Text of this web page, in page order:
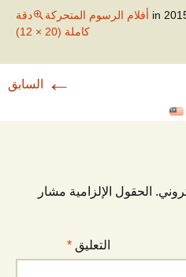
أفلام الرسوم المتحركة
دقة
كاملة (20 × 12)
← السابق
الحقول الإلزامية مشار
التعليق *